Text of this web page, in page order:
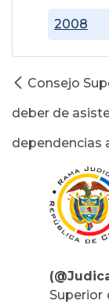
2008
Consejo
deber de
dependencias
Superior